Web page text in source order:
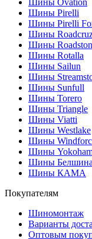
Шины Ovation
Шины Pirelli
Шины Pirelli
Шины
Шины
Шины Rotalla
Шины Sailun
Шины
Шины Sunfull
Шины Torero
Шины Triangle
Шины Viatti
Шины Westlake
Шины
Шины
Шины Белшина
Шины КАМА
Покупателям
Шиномонтаж
Варианты
Оптовым